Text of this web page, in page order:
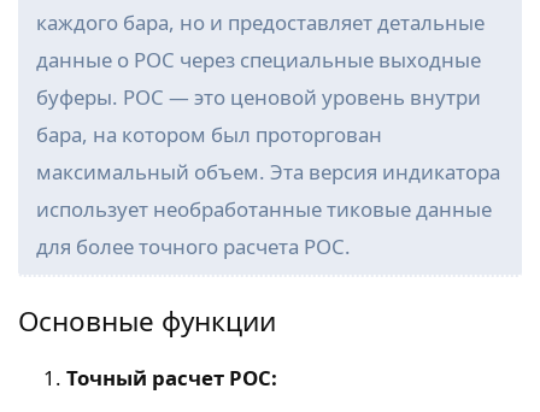
каждого бара, но и предоставляет детальные
данные о POC через специальные выходные
буферы. POC — это ценовой уровень внутри
бара, на котором был проторгован
максимальный объем. Эта версия индикатора
использует необработанные тиковые данные
для более точного расчета POC.
Основные функции
Точный расчет POC: